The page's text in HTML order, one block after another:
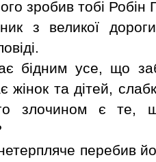
зробив тобі Робін
з великої
бідним усе, що
та дітей,
злочином є те,
перебив